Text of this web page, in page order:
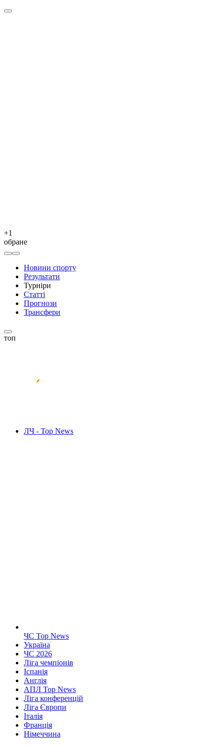
+1
обране
Новини спорту
Результати
Турніри
Статті
Прогнози
Трансфери
топ
ЛЧ - Top News
ЧС Top News
Україна
ЧС 2026
Ліга чемпіонів
Іспанія
Англія
АПЛ Top News
Ліга конференцій
Ліга Європи
Італія
Франція
Німеччина